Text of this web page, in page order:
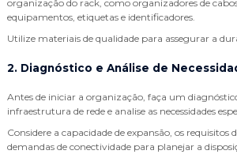
organização do rack, como organizadores de
equipamentos, etiquetas e identificadores.
Utilize materiais de qualidade para assegurar a
2. Diagnóstico e Análise de
Antes de iniciar a organização, faça um
infraestrutura de rede e analise as necessidades
Considere a capacidade de expansão, os requisitos
demandas de conectividade para planejar a